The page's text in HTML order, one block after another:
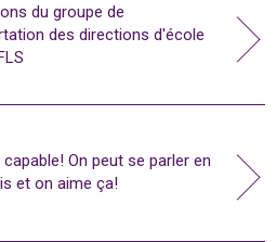
du groupe de
des directions d'école
On peut se parler en
et on aime ça!